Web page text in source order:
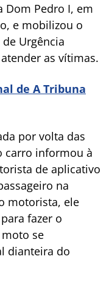
Dom Pedro I, em
e mobilizou o
Urgência
as vítimas.
de A Tribuna
por volta das
carro informou à
de aplicativo
na
motorista, ele
fazer o
se
dianteira do